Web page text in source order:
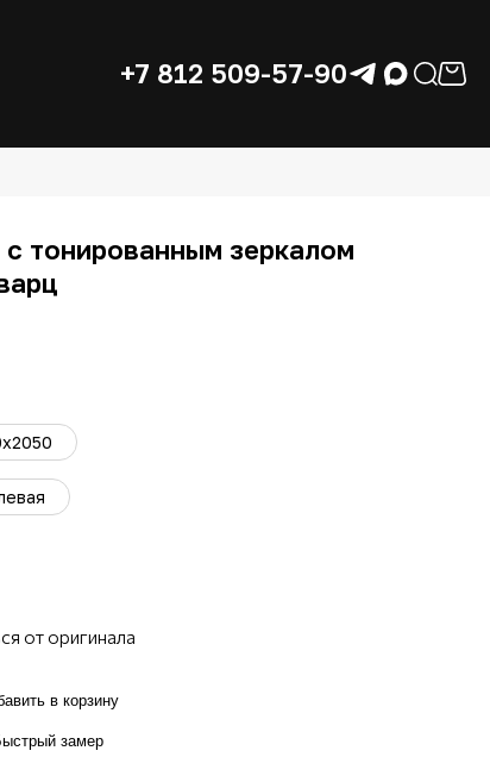
+7 812 509-57-90
тонированным зеркалом
от оригинала
в корзину
замер